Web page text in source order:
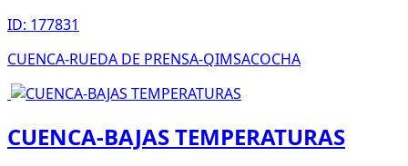
ID: 177831
CUENCA-RUEDA DE PRENSA-QIMSACOCHA
CUENCA-BAJAS TEMPERATURAS